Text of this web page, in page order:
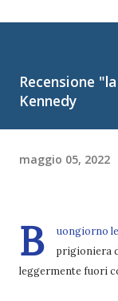
Recensione
Kennedy
maggio 05, 2022
B
uongiorno
prigioniera
leggermente fuori